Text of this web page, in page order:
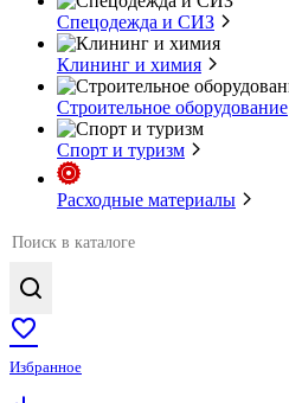
Спецодежда и СИЗ
Клининг и химия
Строительное оборудование
Спорт и туризм
Расходные материалы
Избранное